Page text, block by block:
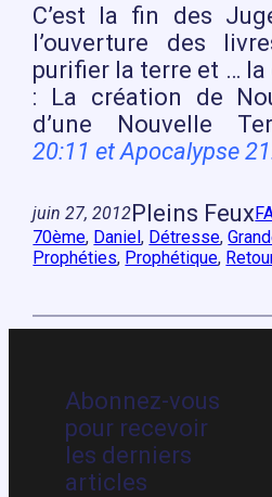
C’est la fin des
l’ouverture des
purifier la terre et …
: La création de
d’une Nouvelle
20:11 et Apocalypse
juin 27, 2012Pleins Feux
70ème, Daniel, Détresse,
Prophéties, Prophétique,
Abonnez-vous
pour recevoir
les derniers
articles